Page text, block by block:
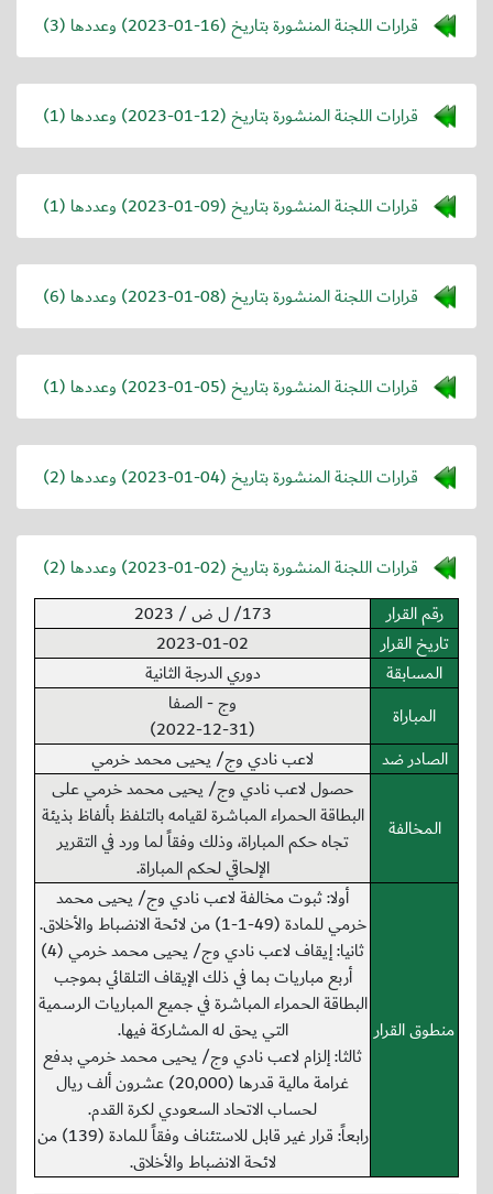
قرارات اللجنة المنشورة بتاريخ (2023-01-16) وعددها (3)
قرارات اللجنة المنشورة بتاريخ (2023-01-12) وعددها (1)
قرارات اللجنة المنشورة بتاريخ (2023-01-09) وعددها (1)
قرارات اللجنة المنشورة بتاريخ (2023-01-08) وعددها (6)
قرارات اللجنة المنشورة بتاريخ (2023-01-05) وعددها (1)
قرارات اللجنة المنشورة بتاريخ (2023-01-04) وعددها (2)
قرارات اللجنة المنشورة بتاريخ (2023-01-02) وعددها (2)
رقم القرار
173/ ل ض / 2023
تاريخ القرار
2023-01-02
المسابقة
دوري الدرجة الثانية
المباراة
وج - الصفا
(2022-12-31)
الصادر ضد
لاعب نادي وج/ يحيى محمد خرمي
المخالفة
حصول لاعب نادي وج/ يحيى محمد خرمي على
البطاقة الحمراء المباشرة لقيامه بالتلفظ بألفاظ بذيئة
تجاه حكم المباراة، وذلك وفقاً لما ورد في التقرير
الإلحاقي لحكم المباراة.
منطوق القرار
أولا: ثبوت مخالفة لاعب نادي وج/ يحيى محمد
خرمي للمادة (49-1-1) من لائحة الانضباط والأخلاق.
ثانيا: إيقاف لاعب نادي وج/ يحيى محمد خرمي (4)
أربع مباريات بما في ذلك الإيقاف التلقائي بموجب
البطاقة الحمراء المباشرة في جميع المباريات الرسمية
التي يحق له المشاركة فيها.
ثالثا: إلزام لاعب نادي وج/ يحيى محمد خرمي بدفع
غرامة مالية قدرها (20,000) عشرون ألف ريال
لحساب الاتحاد السعودي لكرة القدم.
رابعاً: قرار غير قابل للاستئناف وفقاً للمادة (139) من
لائحة الانضباط والأخلاق.